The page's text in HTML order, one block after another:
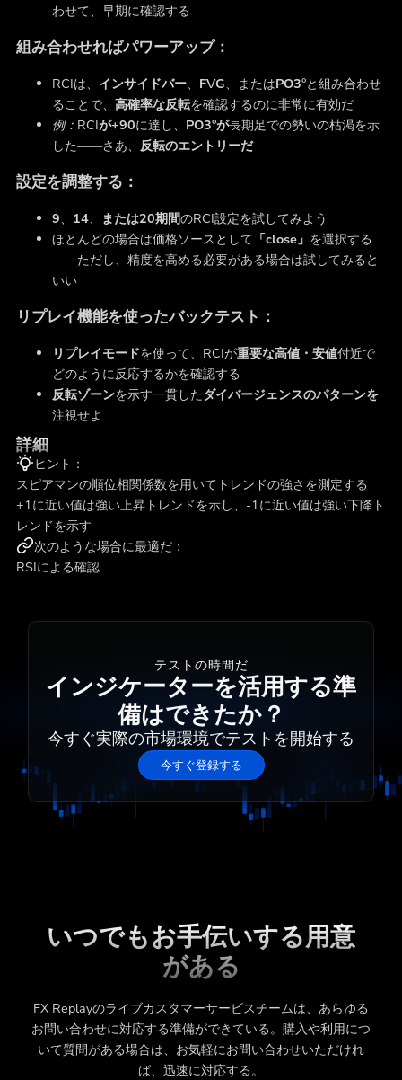
わせて、早期に確認する
組み合わせればパワーアップ：
RCIは、 インサイドバー、 FVG、またはPO3°と組み合わせ
ることで、 高確率な反転を確認するのに非常に有効だ
例： RCIが+90に達し、 PO3°が長期足での勢いの枯渇を示
した――さあ、 反転のエントリーだ
設定を調整する：
9、 14、 または20期間のRCI設定を試してみよう
ほとんどの場合は価格ソースとして 「close」 を選択する
――ただし、精度を高める必要がある場合は試してみると
いい
リプレイ機能を使ったバックテスト：
リプレイモードを使って、RCIが重要な高値・安値付近で
どのように反応するかを確認する
反転ゾーンを示す一貫したダイバージェンスのパターンを
注視せよ
詳細
ヒント：
スピアマンの順位相関係数を用いてトレンドの強さを測定する
+1に近い値は強い上昇トレンドを示し、-1に近い値は強い下降ト
レンドを示す
次のような場合に最適だ：
RSIによる確認
テストの時間だ
インジケーターを活用する準
備はできたか？
今すぐ実際の市場環境でテストを開始する
今すぐ登録する
いつでもお手伝いする用意
がある
FX Replayのライブカスタマーサービスチームは、あらゆる
お問い合わせに対応する準備ができている。購入や利用につ
いて質問がある場合は、お気軽にお問い合わせいただけれ
ば、迅速に対応する。